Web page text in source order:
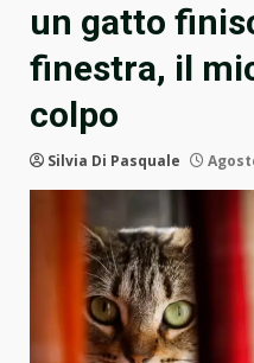
un gatto
finestra, il
colpo
Silvia Di Pasquale